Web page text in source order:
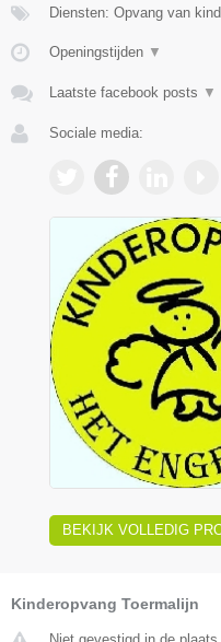
Diensten: Opvang van
Openingstijden ▼
Laatste facebook posts ▼
Sociale media:
BEKIJK VOLLEDIG
Kinderopvang Toermalijn